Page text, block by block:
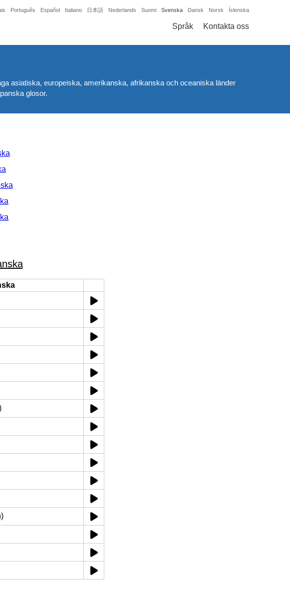
Português Español Italiano 日本語 Nederlands Suomi Svenska Dansk Norsk Íslenska
Språk Kontakta oss
asiatiska, europeiska, amerikanska, afrikanska och oceaniska länder
glosor.